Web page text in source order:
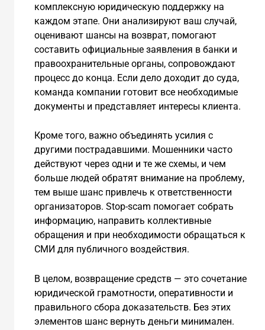
комплексную юридическую поддержку на
каждом этапе. Они анализируют ваш случай,
оценивают шансы на возврат, помогают
составить официальные заявления в банки и
правоохранительные органы, сопровождают
процесс до конца. Если дело доходит до суда,
команда компании готовит все необходимые
документы и представляет интересы клиента.
Кроме того, важно объединять усилия с
другими пострадавшими. Мошенники часто
действуют через одни и те же схемы, и чем
больше людей обратят внимание на проблему,
тем выше шанс привлечь к ответственности
организаторов. Stop-scam помогает собрать
информацию, направить коллективные
обращения и при необходимости обращаться к
СМИ для публичного воздействия.
В целом, возвращение средств — это сочетание
юридической грамотности, оперативности и
правильного сбора доказательств. Без этих
элементов шанс вернуть деньги минимален.